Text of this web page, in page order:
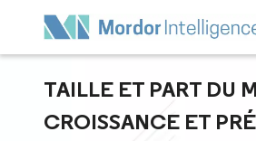
TAILLE ET PART DU
CROISSANCE ET